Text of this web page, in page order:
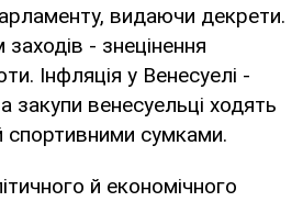
видаючи декрети.
- знецінення
Інфляція у Венесуелі -
закупи венесуельці ходять
сумками.
й економічного